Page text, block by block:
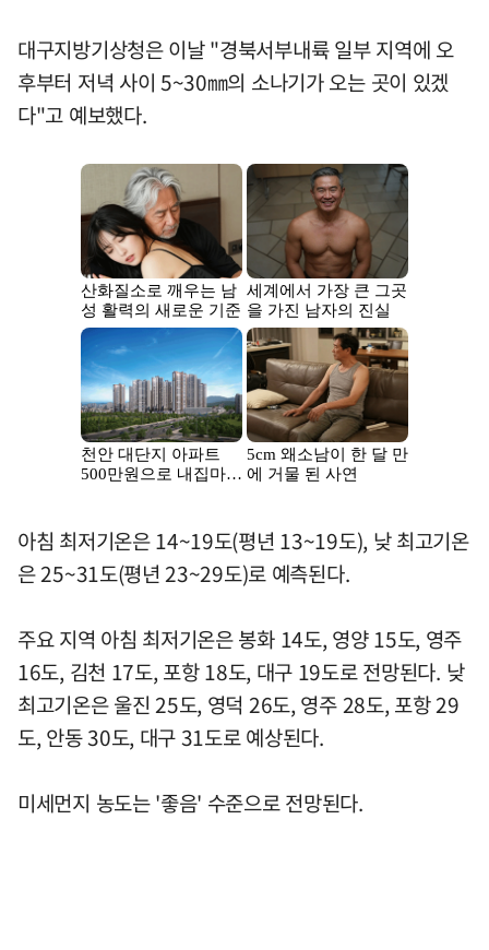
대구지방기상청은 이날 "경북서부내륙 일부 지역에 오
후부터 저녁 사이 5~30㎜의 소나기가 오는 곳이 있겠
다"고 예보했다.
아침 최저기온은 14~19도(평년 13~19도), 낮 최고기온
은 25~31도(평년 23~29도)로 예측된다.
주요 지역 아침 최저기온은 봉화 14도, 영양 15도, 영주
16도, 김천 17도, 포항 18도, 대구 19도로 전망된다. 낮
최고기온은 울진 25도, 영덕 26도, 영주 28도, 포항 29
도, 안동 30도, 대구 31도로 예상된다.
미세먼지 농도는 '좋음' 수준으로 전망된다.